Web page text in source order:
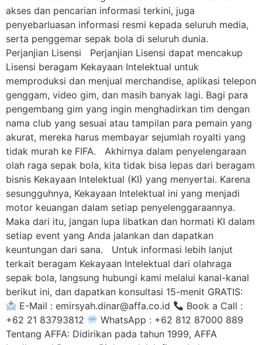
akses dan pencarian informasi terkini, juga
penyebarluasan informasi resmi kepada seluruh media,
serta penggemar sepak bola di seluruh dunia.
Perjanjian Lisensi Perjanjian Lisensi dapat mencakup
Lisensi beragam Kekayaan Intelektual untuk
memproduksi dan menjual merchandise, aplikasi telepon
genggam, video gim, dan masih banyak lagi. Bagi para
pengembang gim yang ingin menghadirkan tim dengan
nama club yang sesuai atau tampilan para pemain yang
akurat, mereka harus membayar sejumlah royalti yang
tidak murah ke FIFA. Akhirnya dalam penyelengaraan
olah raga sepak bola, kita tidak bisa lepas dari beragam
bisnis Kekayaan Intelektual (KI) yang menyertai. Karena
sesungguhnya, Kekayaan Intelektual ini yang menjadi
motor keuangan dalam setiap penyelenggaraannya.
Maka dari itu, jangan lupa libatkan dan hormati KI dalam
setiap event yang Anda jalankan dan dapatkan
keuntungan dari sana. Untuk informasi lebih lanjut
terkait beragam Kekayaan Intelektual dari olahraga
sepak bola, langsung hubungi kami melalui kanal-kanal
berikut ini, dan dapatkan konsultasi 15-menit GRATIS:
E-Mail :emirsyah.dinar@affa.co.id
Book a Call :
+62 21 83793812
WhatsApp : +62 812 87000 889
Tentang AFFA: Didirikan pada tahun 1999, AFFA